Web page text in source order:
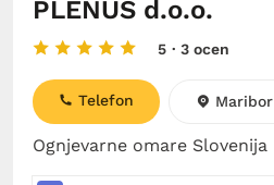
PLENUS d.o.o.
5 · 3 ocen
Ognjevarne omare Slovenija
Telefon Maribor